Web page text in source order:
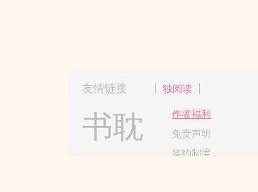
友情链接 独阅读
书耽
作者福利
免责声明
签约制度